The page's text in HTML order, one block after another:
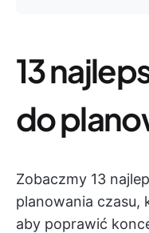
13
do
Zobaczmy 13
planowania czasu,
aby poprawić